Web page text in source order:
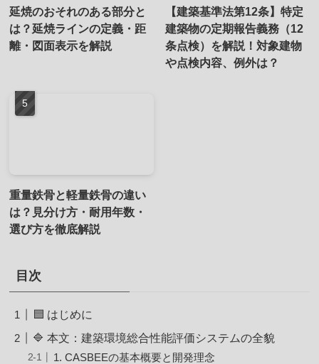
延焼のおそれのある部分と
は？延焼ラインの定義・距
離・図面表示を解説
【建築基準法第12条】特定
建築物の定期報告義務（12
条点検）を解説！対象建物
や点検内容、例外は？
重量鉄骨と軽量鉄骨の違い
は？見分け方・耐用年数・
選び方を徹底解説
目次
🟦 はじめに
🔷 本文：建築環境総合性能評価システムの全貌
1. CASBEEの基本概要と開発理念